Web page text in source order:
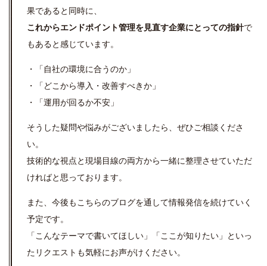
果であると同時に、
これからエンドポイント管理を見直す企業にとっての指針で
もあると感じています。
・「自社の環境に合うのか」
・「どこから導入・改善すべきか」
・「運用が回るか不安」
そうした疑問や悩みがございましたら、ぜひご相談くださ
い。
技術的な視点と現場目線の両方から一緒に整理させていただ
ければと思っております。
また、今後もこちらのブログを通して情報発信を続けていく
予定です。
「こんなテーマで書いてほしい」「ここが知りたい」といっ
たリクエストも気軽にお声がけください。